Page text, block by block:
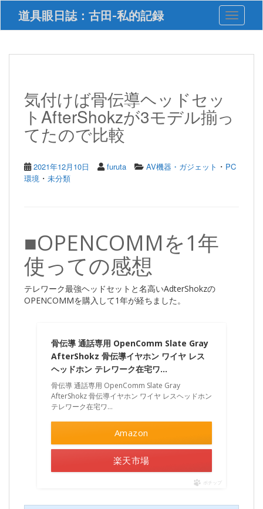
i
道具眼日誌：古田-私的記録 Toggle
気付けば骨伝導ヘッドセッ
トAfterShokzが3モデル揃っ
てたので比較
2021年12月10日 furuta AV機器・ガジェット ・ PC
環境 ・ 未分類
■OPENCOMMを1年
使っての感想
テレワーク最強ヘッドセットと名高いAdterShokzの
OPENCOMMを購入して1年が経ちました。
骨伝導 通話専用 OpenComm Slate Gray
AfterShokz 骨伝導イヤホン ワイヤ レス
ヘッドホン テレワーク在宅ワ…
骨伝導 通話専用 OpenComm Slate Gray
AfterShokz 骨伝導イヤホン ワイヤ レスヘッドホン
テレワーク在宅ワ…
Amazon
楽天市場
ポチップ